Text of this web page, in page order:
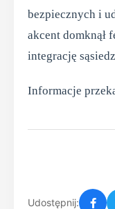
bezpiecznych i
akcent domknął
integrację
Informacje
Udostępnij: